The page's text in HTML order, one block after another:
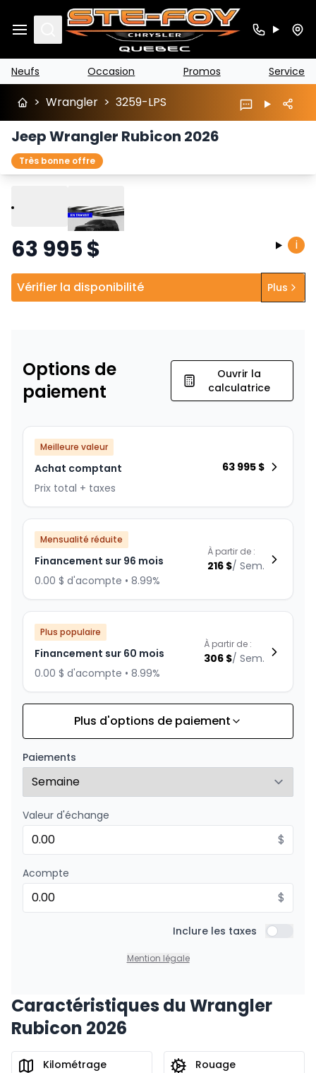
Search
Neufs Occasion Promos Service
> Wrangler > 3259-LPS
Jeep Wrangler Rubicon 2026
Très bonne offre
Lire Précédent
Suivant
63 995$ i
Vérifier la disponibilité Plus
Options de
paiement
Ouvrir la
calculatrice
Meilleure valeur
Achat comptant
Prix total + taxes
63 995 $
Mensualité réduite
Financement sur 96 mois
0.00 $ d'acompte • 8.99%
À partir de :
216 $/ Sem.
Plus populaire
Financement sur 60 mois
0.00 $ d'acompte • 8.99%
À partir de :
306 $/ Sem.
Financement sur 84 mois
0.00 $ d'acompte • 8.99%
À partir de :
Financement sur 72 mois
Financement sur 72 mois
0.00 $ d'acompte • 8.99%
À partir de :
Financement sur 48 mois
367 $/Sem.
Financement sur 36 mois
Financement sur 36 mois
À partir de :
Plus d'options de paiement
Paiements
Valeur d'échange
$
Acompte
$
Inclure les taxes Inclure
Mention légale
Caractéristiques du Wrangler
Rubicon 2026
Kilométrage Rouage